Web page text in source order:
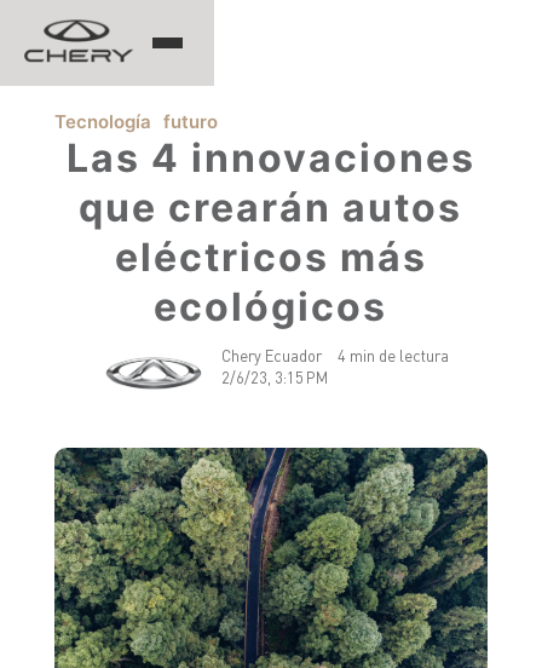
TIGGO 8 PRO
TIGGO 2 PRO MAX
TIGGO 7 PHEV "CSH"
TIGGO 8 PHEV "CSH"
TIGGO 9 PHEV "CSH"
HIMLA
HIMLA 4X2
HIMLA 4X4
NOTICIAS
Tecnología futuro
Las 4 innovaciones
que crearán autos
eléctricos más
ecológicos
Chery Ecuador
2/6/23, 3:15 PM
4 min de lectura